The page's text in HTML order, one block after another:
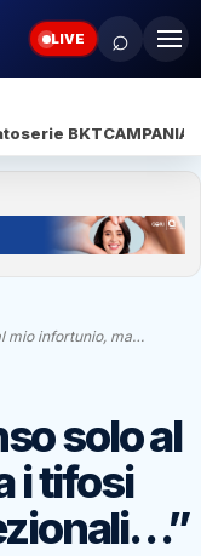
LIVE ⌕
serie BKTCAMPANIA
mio infortunio, ma…
solo al
i tifosi